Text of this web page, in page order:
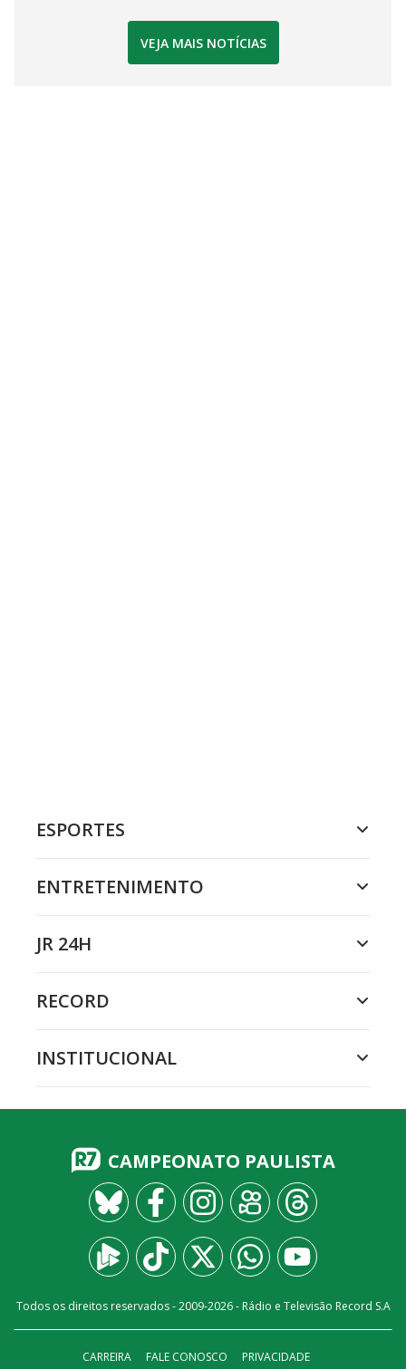
VEJA MAIS NOTÍCIAS
ESPORTES
ENTRETENIMENTO
JR 24H
RECORD
INSTITUCIONAL
CAMPEONATO PAULISTA
Todos os direitos reservados - 2009-2026- Rádio e Televisão Record S.A
CARREIRA FALE CONOSCO PRIVACIDADE